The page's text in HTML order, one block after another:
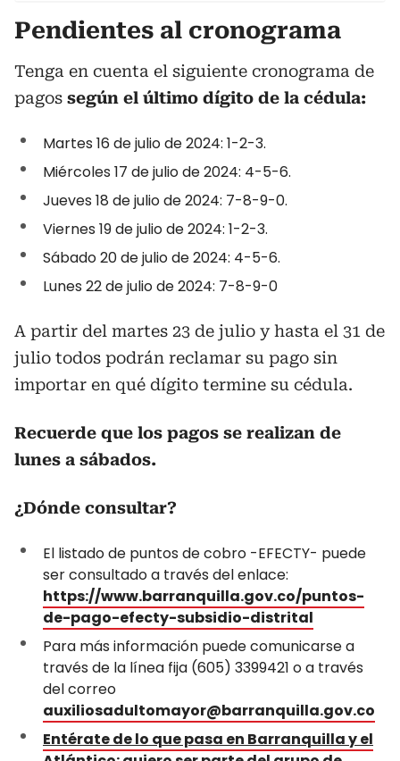
Pendientes al cronograma
Tenga en cuenta el siguiente cronograma de
pagos según el último dígito de la cédula:
Martes 16 de julio de 2024: 1-2-3.
Miércoles 17 de julio de 2024: 4-5-6.
Jueves 18 de julio de 2024: 7-8-9-0.
Viernes 19 de julio de 2024: 1-2-3.
Sábado 20 de julio de 2024: 4-5-6.
Lunes 22 de julio de 2024: 7-8-9-0
A partir del martes 23 de julio y hasta el 31 de
julio todos podrán reclamar su pago sin
importar en qué dígito termine su cédula.
Recuerde que los pagos se realizan de
lunes a sábados.
¿Dónde consultar?
El listado de puntos de cobro -EFECTY- puede
ser consultado a través del enlace:
https://www.barranquilla.gov.co/puntos-
de-pago-efecty-subsidio-distrital
Para más información puede comunicarse a
través de la línea fija (605) 3399421 o a través
del correo
auxiliosadultomayor@barranquilla.gov.co
Entérate de lo que pasa en Barranquilla y el